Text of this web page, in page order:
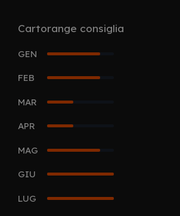
Cartorange consiglia
GEN
FEB
MAR
APR
MAG
GIU
LUG